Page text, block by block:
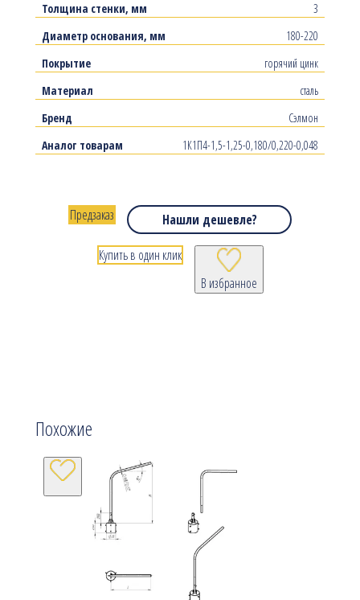
Толщина стенки, мм
3
Диаметр основания, мм
180-220
Покрытие
горячий цинк
Материал
сталь
Бренд
Сэлмон
Аналог товарам
1К1П4-1,5-1,25-0,180/0,220-0,048
Нашли дешевле?
В избранное
Предзаказ
Купить в один клик
Похожие